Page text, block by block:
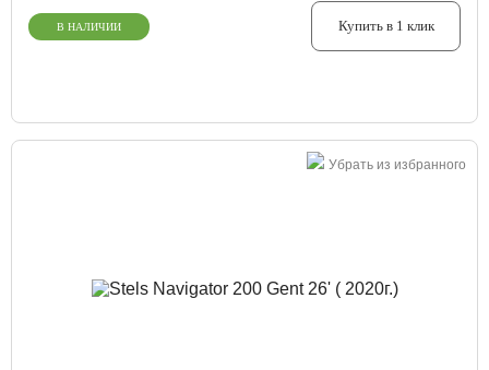
В НАЛИЧИИ Купить в 1 клик
Убрать из избранного